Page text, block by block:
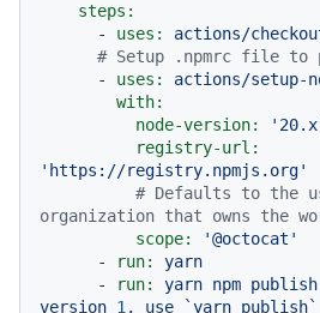
steps:
-
uses:
actions/
# Setup .npmrc file to
-
uses:
actions/setup-
with:
node-version:
registry-url:
'https://registry.npmjs.org'
# Defaults to the
organization that owns the
scope:
'@octocat'
-
run:
yarn
-
run: yarn npm publish
version 1 , use `yarn publish`